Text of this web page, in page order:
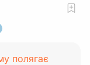
полягає